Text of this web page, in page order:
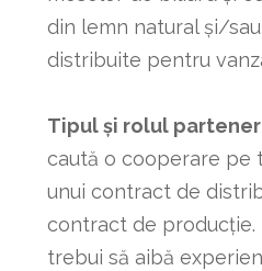
din lemn natural și/
distribuite pentru
Tipul și rolul
caută o cooperare pe
unui contract de
contract de producție.
trebui să aibă